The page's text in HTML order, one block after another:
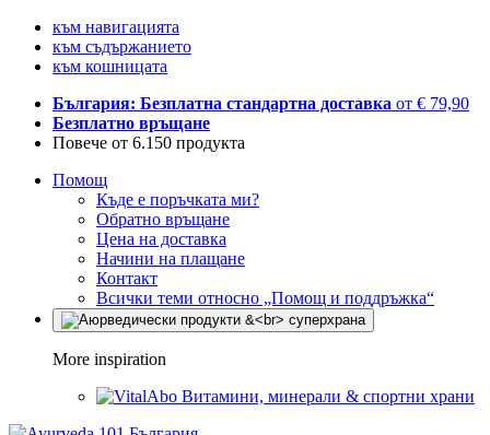
към навигацията
към съдържанието
към кошницата
България: Безплатна стандартна доставка от € 79,90
Безплатно връщане
Повече от 6.150 продукта
Помощ
Къде е поръчката ми?
Обратно връщане
Цена на доставка
Начини на плащане
Контакт
Всички теми относно „Помощ и поддръжка“
More inspiration
Витамини, минерали & спортни храни